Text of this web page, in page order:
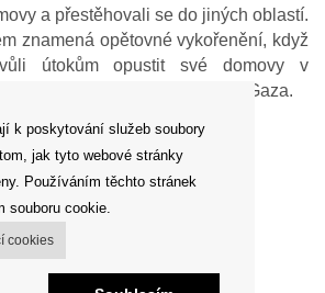
k poskytování služeb soubory
jak tyto webové stránky
Používáním těchto stránek
souboru cookie.
cookies
a přestěhovali se do jiných oblastí.
znamená opětovné vykořenění, když
útokům opustit své domovy v
země hraničícím s Pásmem Gaza.
Monitor, 7. září 2022